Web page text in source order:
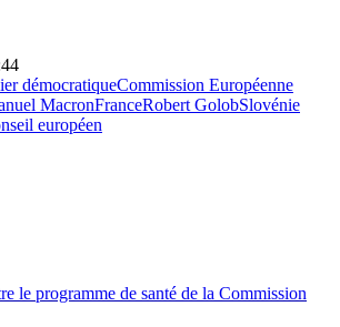
démocratiqueCommission Européenne
MacronFranceRobert GolobSlovénie
européen
le programme de santé de la Commission